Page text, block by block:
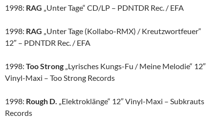
1998: RAG „Unter Tage“ CD/LP – PDNTDR Rec. / EFA
1998: RAG „Unter Tage (Kollabo-RMX) / Kreutzwortfeuer“
12″ – PDNTDR Rec. / EFA
1998: Too Strong „Lyrisches Kungs-Fu / Meine Melodie“ 12″
Vinyl-Maxi – Too Strong Records
1998: Rough D. „Elektroklänge“ 12″ Vinyl-Maxi – Subkrauts
Records